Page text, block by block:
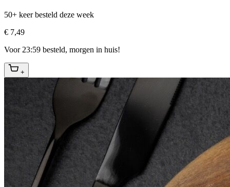
50+ keer besteld deze week
€ 7,49
Voor 23:59 besteld, morgen in huis!
+